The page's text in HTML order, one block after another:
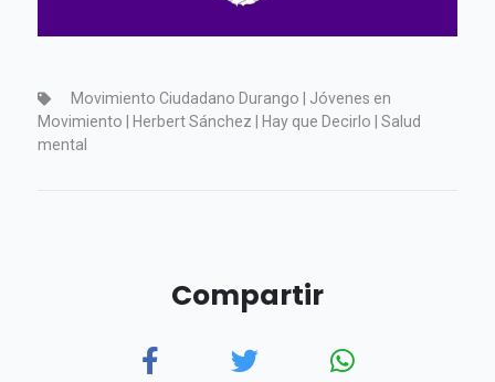
Movimiento Ciudadano Durango | Jóvenes en
Movimiento | Herbert Sánchez | Hay que Decirlo | Salud
mental
Compartir